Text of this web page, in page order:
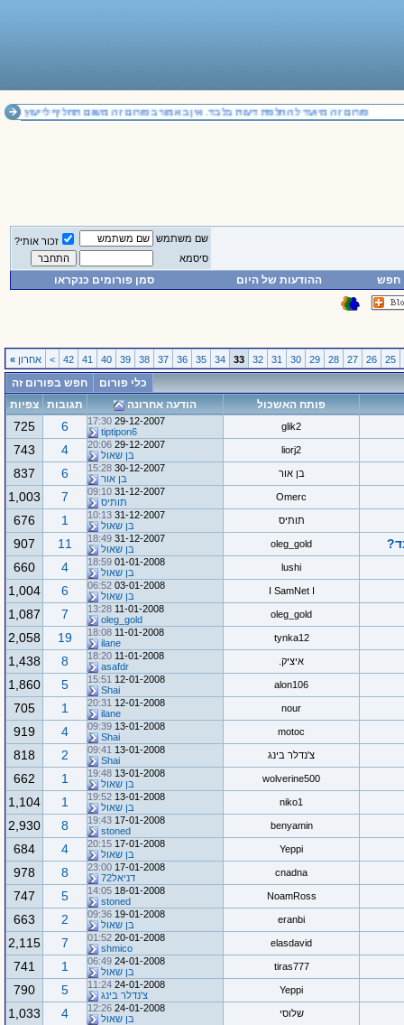
פורום זה מיועד להחלפת דעות בלבד. אין באמור בפורום זה משום תחליף לייעוץ
שם משתמש
זכור אותי?
סיסמא
חפש ההודעות של היום סמן פורומים כנקראו
25
26
27
28
29
30
31
32
33
34
35
36
37
38
39
40
41
42
> אחרון »
כלי פורום
חפש בפורום זה
פותח האשכול
הודעה אחרונה תגובות צפיות
glik2
29-12-2007
17:30
tiptipon6
6
725
liorj2
29-12-2007
20:06
בן שאול
4
743
בן אור 30-12-2007
15:28
בן אור
6
837
Omerc
31-12-2007
09:10
תותיס
7
1,003
תותיס 31-12-2007
10:13
בן שאול
1
676
oleg_gold
31-12-2007
18:49
בן שאול
11
907
lushi
01-01-2008
18:59
בן שאול
4
660
I SamNet I
03-01-2008
06:52
בן שאול
6
1,004
oleg_gold
11-01-2008
13:28
oleg_gold
7
1,087
tynka12
11-01-2008
18:08
ilane
19
2,058
איציק. 11-01-2008
18:20
asafdr
8
1,438
alon106
12-01-2008
15:51
Shai
5
1,860
nour
12-01-2008
20:31
ilane
1
705
motoc
13-01-2008
09:39
Shai
4
919
צ'נדלר בינג 13-01-2008
09:41
Shai
2
818
wolverine500
13-01-2008
19:48
בן שאול
1
662
niko1
13-01-2008
19:52
בן שאול
1
1,104
benyamin
17-01-2008
19:43
stoned
8
2,930
Yeppi
17-01-2008
20:15
בן שאול
4
684
cnadna
17-01-2008
23:00
דניאל72
8
978
NoamRoss
18-01-2008
14:05
stoned
5
747
eranbi
19-01-2008
09:36
בן שאול
2
663
elasdavid
20-01-2008
01:52
shmico
7
2,115
tiras777
24-01-2008
06:49
בן שאול
1
741
Yeppi
24-01-2008
11:24
צ'נדלר בינג
5
790
שלוסי 24-01-2008
12:26
בן שאול
4
1,033